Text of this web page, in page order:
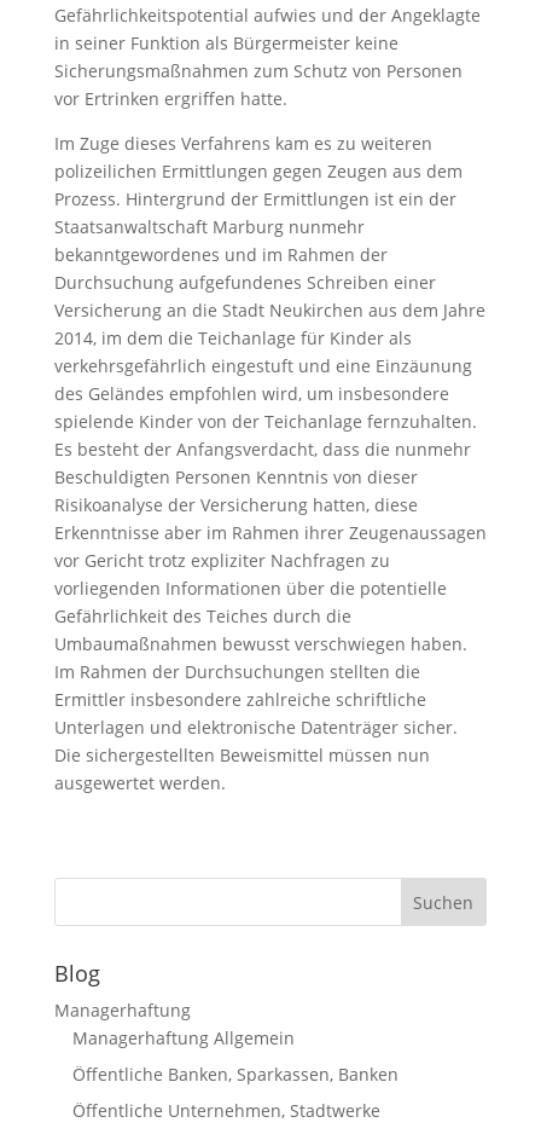
Gefährlichkeitspotential aufwies und der Angeklagte
in seiner Funktion als Bürgermeister keine
Sicherungsmaßnahmen zum Schutz von Personen
vor Ertrinken ergriffen hatte.
Im Zuge dieses Verfahrens kam es zu weiteren
polizeilichen Ermittlungen gegen Zeugen aus dem
Prozess. Hintergrund der Ermittlungen ist ein der
Staatsanwaltschaft Marburg nunmehr
bekanntgewordenes und im Rahmen der
Durchsuchung aufgefundenes Schreiben einer
Versicherung an die Stadt Neukirchen aus dem Jahre
2014, im dem die Teichanlage für Kinder als
verkehrsgefährlich eingestuft und eine Einzäunung
des Geländes empfohlen wird, um insbesondere
spielende Kinder von der Teichanlage fernzuhalten.
Es besteht der Anfangsverdacht, dass die nunmehr
Beschuldigten Personen Kenntnis von dieser
Risikoanalyse der Versicherung hatten, diese
Erkenntnisse aber im Rahmen ihrer Zeugenaussagen
vor Gericht trotz expliziter Nachfragen zu
vorliegenden Informationen über die potentielle
Gefährlichkeit des Teiches durch die
Umbaumaßnahmen bewusst verschwiegen haben.
Im Rahmen der Durchsuchungen stellten die
Ermittler insbesondere zahlreiche schriftliche
Unterlagen und elektronische Datenträger sicher.
Die sichergestellten Beweismittel müssen nun
ausgewertet werden.
Blog
Managerhaftung
Managerhaftung Allgemein
Öffentliche Banken, Sparkassen, Banken
Öffentliche Unternehmen, Stadtwerke